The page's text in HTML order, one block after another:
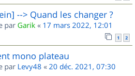
--> Quand les changer ?
par Garik « 17 mars 2022, 12:01
1 2
mono plateau
par Levy48 « 20 déc. 2021, 07:30